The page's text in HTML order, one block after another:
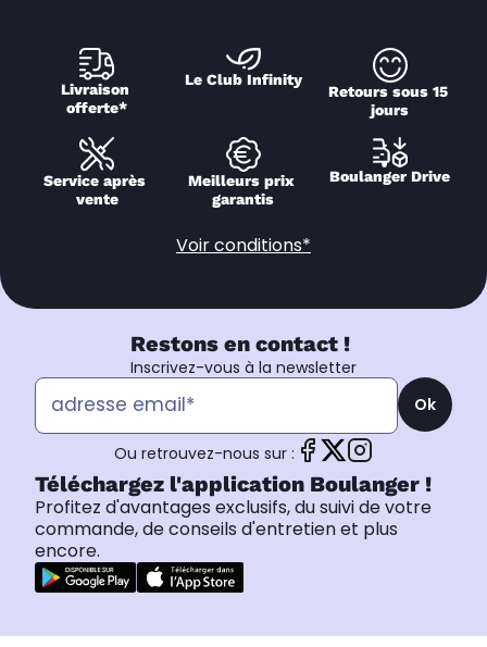
Livraison
offerte*
Le Club Infinity
Retours sous 15
jours
Service après
vente
Meilleurs prix
garantis
Boulanger Drive
Voir conditions*
Restons en contact !
Inscrivez-vous à la newsletter
Ok
Ou retrouvez-nous sur :
Téléchargez l'application Boulanger !
Profitez d'avantages exclusifs, du suivi de votre
commande, de conseils d'entretien et plus
encore.